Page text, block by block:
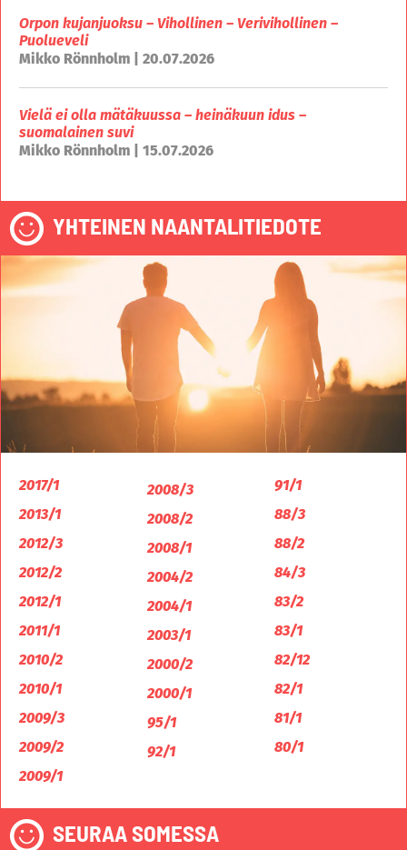
Orpon kujanjuoksu – Vihollinen – Verivihollinen –
Puolueveli
Mikko Rönnholm | 20.07.2026
Vielä ei olla mätäkuussa – heinäkuun idus –
suomalainen suvi
Mikko Rönnholm | 15.07.2026
YHTEINEN NAANTALITIEDOTE
2017/1
2013/1
2012/3
2012/2
2012/1
2011/1
2010/2
2010/1
2009/3
2009/2
2009/1
2008/3
2008/2
2008/1
2004/2
2004/1
2003/1
2000/2
2000/1
95/1
92/1
91/1
88/3
88/2
84/3
83/2
83/1
82/12
82/1
81/1
80/1
SEURAA SOMESSA